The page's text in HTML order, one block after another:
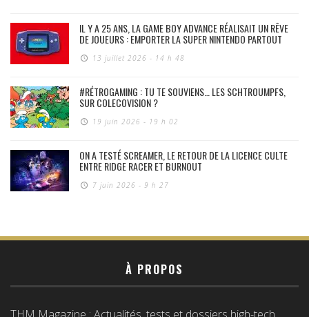
IL Y A 25 ANS, LA GAME BOY ADVANCE RÉALISAIT UN RÊVE
DE JOUEURS : EMPORTER LA SUPER NINTENDO PARTOUT
13 juillet 2026 - 14 h 48
#RÉTROGAMING : TU TE SOUVIENS… LES SCHTROUMPFS,
SUR COLECOVISION ?
19 juin 2026 - 19 h 02
ON A TESTÉ SCREAMER, LE RETOUR DE LA LICENCE CULTE
ENTRE RIDGE RACER ET BURNOUT
7 juin 2026 - 9 h 27
À PROPOS
THM Magazine : Actualités, tests et dossiers high-tech,